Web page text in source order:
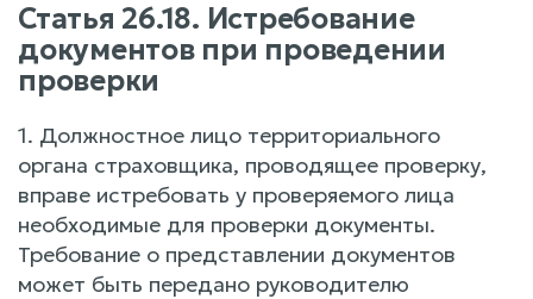
Статья 26.18. Истребование
документов при проведении
проверки
1. Должностное лицо территориального
органа страховщика, проводящее проверку,
вправе истребовать у проверяемого лица
необходимые для проверки документы.
Требование о представлении документов
может быть передано руководителю